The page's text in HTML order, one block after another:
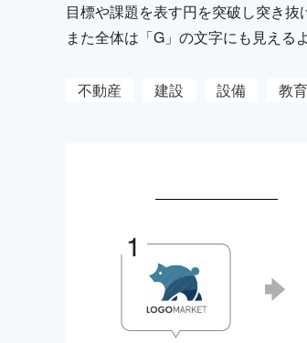
目標や課題を表す円を突破し突き抜
また全体は「G」の文字にも見える
不動産 建設 設備 教育